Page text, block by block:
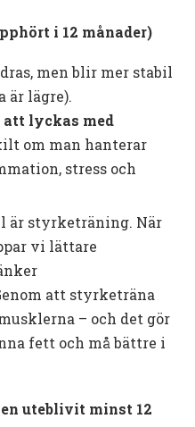
i 12 månader)
men blir mer stabil
är lägre).
lyckas med
om man hanterar
stress och
är styrketräning. När
vi lättare
att styrketräna
– och det gör
fett och må bättre i
uteblivit minst 12